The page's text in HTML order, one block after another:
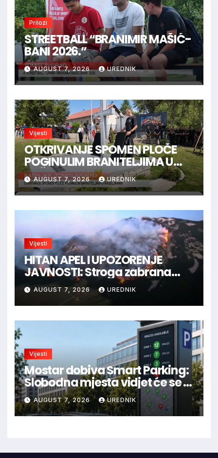
Prilozi
STREETBALL “BRANIMIR MAŠIĆ-
BANI 2026.”
AUGUST 7, 2026 UREDNIK
Vijesti
OTKRIVANJE SPOMEN PLOČE
POGINULIM BRANITELJIMA U
RAŠELJKAMA
AUGUST 7, 2026 UREDNIK
Vijesti
HITAN APEL I UPOZORENJE
JAVNOSTI: Stroga zabrana
loženja vatre u Parku prirode
Blidinje!
AUGUST 7, 2026 UREDNIK
Vijesti
Mostar dobiva Smart Parking:
Slobodna mjesta vidjet će se u
aplikaciji
AUGUST 7, 2026 UREDNIK